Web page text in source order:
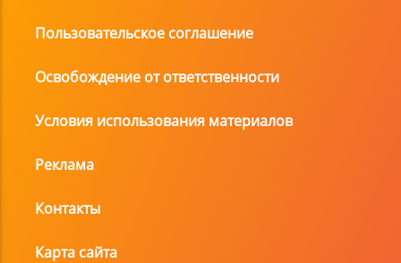
Пользовательское соглашение
Освобождение от ответственности
Условия использования материалов
Реклама
Контакты
Карта сайта